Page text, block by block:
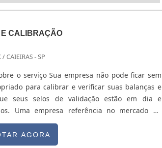
CALIBRAÇÃO
/ CAIEIRAS - SP
o serviço Sua empresa não pode ficar sem
para calibrar e verificar suas balanças e
seus selos de validação estão em dia e
Uma empresa referência no mercado de
a você para não ser multado em
AGORA